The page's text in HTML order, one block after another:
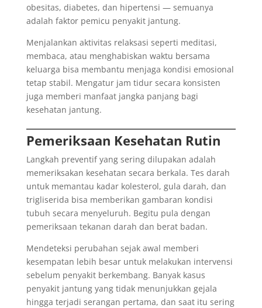
obesitas, diabetes, dan hipertensi — semuanya
adalah faktor pemicu penyakit jantung.
Menjalankan aktivitas relaksasi seperti meditasi,
membaca, atau menghabiskan waktu bersama
keluarga bisa membantu menjaga kondisi emosional
tetap stabil. Mengatur jam tidur secara konsisten
juga memberi manfaat jangka panjang bagi
kesehatan jantung.
Pemeriksaan Kesehatan Rutin
Langkah preventif yang sering dilupakan adalah
memeriksakan kesehatan secara berkala. Tes darah
untuk memantau kadar kolesterol, gula darah, dan
trigliserida bisa memberikan gambaran kondisi
tubuh secara menyeluruh. Begitu pula dengan
pemeriksaan tekanan darah dan berat badan.
Mendeteksi perubahan sejak awal memberi
kesempatan lebih besar untuk melakukan intervensi
sebelum penyakit berkembang. Banyak kasus
penyakit jantung yang tidak menunjukkan gejala
hingga terjadi serangan pertama, dan saat itu sering